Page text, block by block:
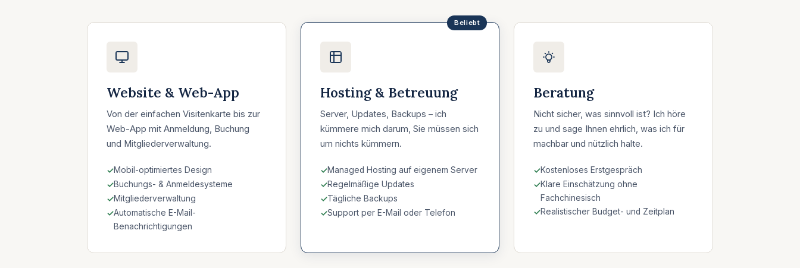
Website & Web-App
Von der einfachen Visitenkarte bis zur
Web-App mit Anmeldung, Buchung
und Mitgliederverwaltung.
Mobil-optimiertes Design
Buchungs- & Anmeldesysteme
Mitgliederverwaltung
Automatische E-Mail-
Benachrichtigungen
Hosting & Betreuung
Server, Updates, Backups – ich
kümmere mich darum, Sie müssen sich
um nichts kümmern.
Managed Hosting auf eigenem Server
Regelmäßige Updates
Tägliche Backups
Support per E-Mail oder Telefon
Beratung
Nicht sicher, was sinnvoll ist? Ich höre
zu und sage Ihnen ehrlich, was ich für
machbar und nützlich halte.
Kostenloses Erstgespräch
Klare Einschätzung ohne
Fachchinesisch
Realistischer Budget- und Zeitplan